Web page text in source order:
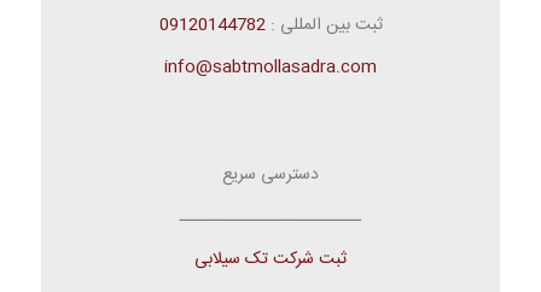
ثبت بین المللی :09120144782
info@sabtmollasadra.com
دسترسی سریع
ـــــــــــــــــــــــــ
ثبت شرکت تک سیلابی